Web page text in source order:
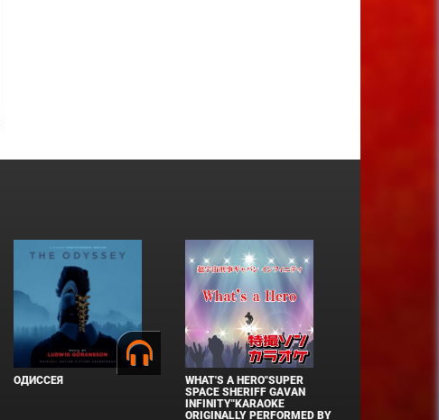
ОДИССЕЯ
WHAT'S A HERO"SUPER
SPACE SHERIFF GAVAN
INFINITY"KARAOKE
ORIGINALLY PERFORMED BY